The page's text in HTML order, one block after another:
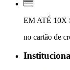
EM ATÉ 10X
no cartão de